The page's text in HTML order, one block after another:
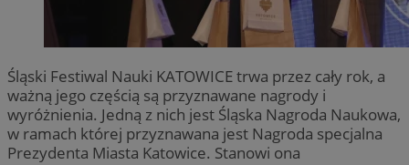
Śląski Festiwal Nauki KATOWICE trwa przez cały rok, a
ważną jego częścią są przyznawane nagrody i
wyróżnienia. Jedną z nich jest Śląska Nagroda Naukowa,
w ramach której przyznawana jest Nagroda specjalna
Prezydenta Miasta Katowice. Stanowi ona